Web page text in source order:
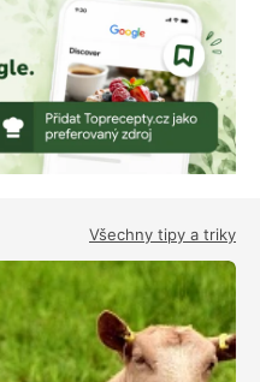
Všechny tipy a triky